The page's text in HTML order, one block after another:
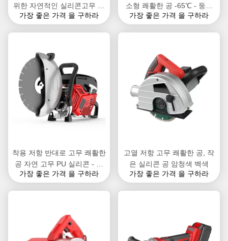
위한 자연적인 실리콘고무 쾌
활한 공
가장 좋은 가격 을 구하라
소형 쾌활한 공 -65℃ - 둥근
300℃
가장 좋은 가격 을 구하라
착용 저항 반대로 고무 쾌활한
공 자연 고무 PU 실리콘 - 충
격
가장 좋은 가격 을 구하라
고열 저항 고무 쾌활한 공, 작
은 실리콘 공 암청색 백색
가장 좋은 가격 을 구하라